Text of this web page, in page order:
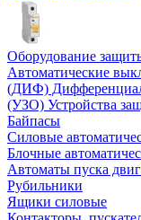
Оборудование
Автоматические
(ДИФ)
(УЗО) Устройства
Байпасы
Силовые
Блочные
Автоматы пуска
Рубильники
Ящики силовые